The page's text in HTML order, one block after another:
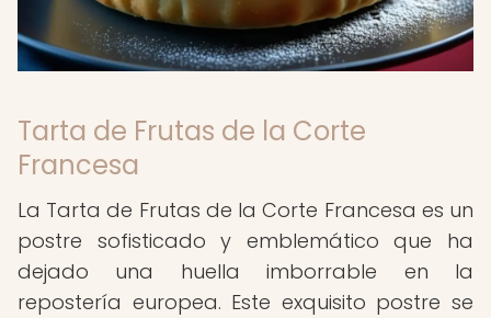
Tarta de Frutas de la Corte
Francesa
La Tarta de Frutas de la Corte Francesa es un
postre sofisticado y emblemático que ha
dejado una huella imborrable en la
repostería europea. Este exquisito postre se